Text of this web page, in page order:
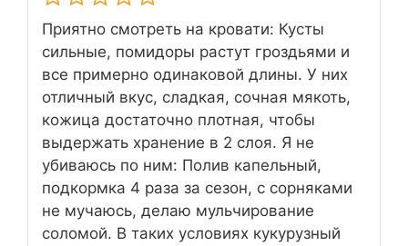
Приятно смотреть на кровати: Кусты
сильные, помидоры растут гроздьями и
все примерно одинаковой длины. У них
отличный вкус, сладкая, сочная мякоть,
кожица достаточно плотная, чтобы
выдержать хранение в 2 слоя. Я не
убиваюсь по ним: Полив капельный,
подкормка 4 раза за сезон, с сорняками
не мучаюсь, делаю мульчирование
соломой. В таких условиях кукурузный